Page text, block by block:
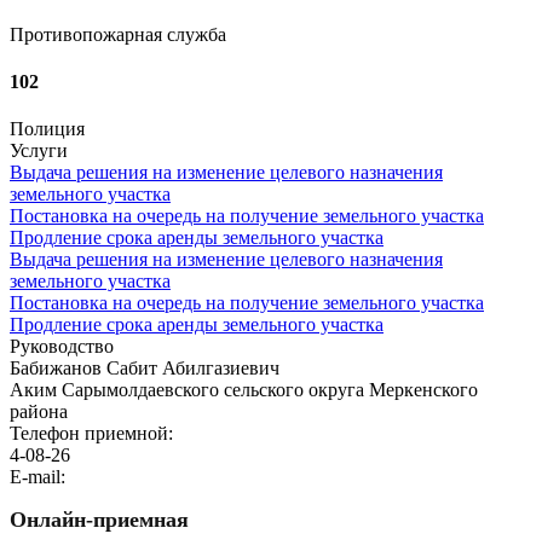
Противопожарная служба
102
Полиция
Услуги
Выдача решения на изменение целевого назначения
земельного участка
Постановка на очередь на получение земельного участка
Продление срока аренды земельного участка
Выдача решения на изменение целевого назначения
земельного участка
Постановка на очередь на получение земельного участка
Продление срока аренды земельного участка
Руководство
Бабижанов Сабит Абилгазиевич
Аким Сарымолдаевского сельского округа Меркенского
района
Телефон приемной:
4-08-26
E-mail:
Онлайн-приемная